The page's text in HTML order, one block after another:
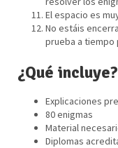
El espacio es
No estáis
prueba a
¿Qué incluye?
Explicaciones
80 enigmas
Material
Diplomas